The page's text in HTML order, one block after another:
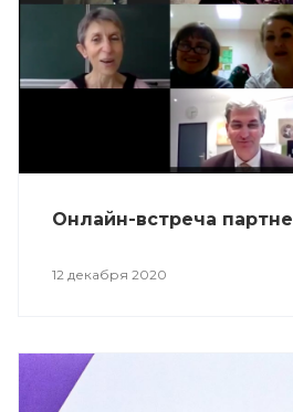
Онлайн-встреча
12 декабря 2020